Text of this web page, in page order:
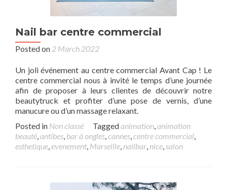
Nail bar centre commercial
Posted on 2 March 2022
Un joli événement au centre commercial Avant Cap ! Le
centre commercial nous à invité le temps d’une journée
afin de proposer à leurs clientes de découvrir notre
beautytruck et profiter d’une pose de vernis, d’une
manucure ou d’un massage relaxant.
Posted in Non classé Taggedanimation,animation
beauté,antibes, bar à ongles,cannes,centre commercial,
esthetique,evenement, Marseille, nailbar, nice,salon